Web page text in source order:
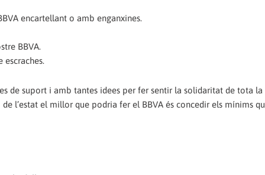
encartellant o amb enganxines.
BBVA.
de suport i amb tantes idees per fer sentir la solidaritat de tota
l’estat el millor que podria fer el BBVA és concedir els mínims